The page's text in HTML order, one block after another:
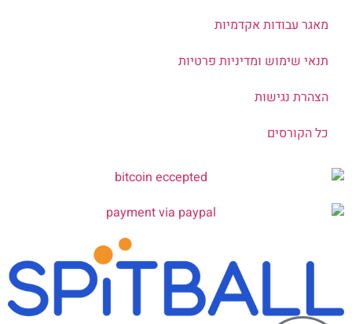
מאגר עבודות אקדמיות
תנאי שימוש ומדיניות פרטיות
הצהרת נגישות
כל הקורסים